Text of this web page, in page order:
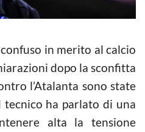
confuso in merito al calcio
dopo la sconfitta
l’Atalanta sono state
tecnico ha parlato di una
alta la tensione